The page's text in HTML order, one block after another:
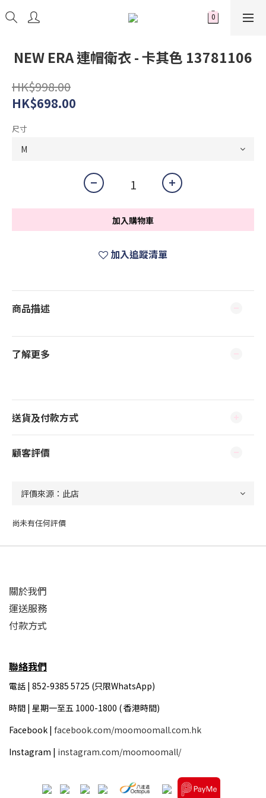
NEW ERA 連帽衛衣 - 卡其色 13781106
HK$998.00
HK$698.00
尺寸
加入購物車
加入追蹤清單
商品描述
了解更多
送貨及付款方式
顧客評價
尚未有任何評價
關於我們
運送服務
付款方式
聯絡我們
電話 | 852-9385 5725 (只限WhatsApp)
時間 | 星期一至五 1000-1800 ( 香港時間)
Facebook | facebook.com/moomoomall.com.hk
Instagram | instagram.com/moomoomall/